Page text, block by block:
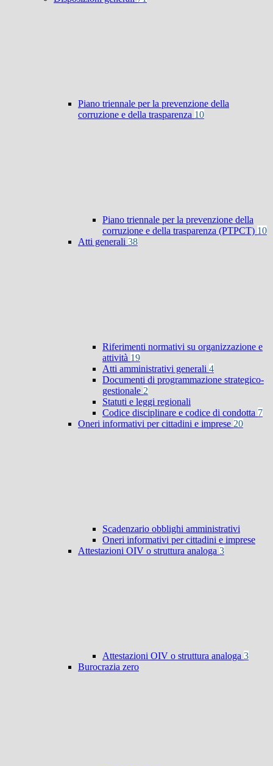
Piano triennale per la prevenzione della
corruzione e della trasparenza 10
Piano triennale per la prevenzione della
corruzione e della trasparenza (PTPCT) 10
Atti generali 38
Riferimenti normativi su organizzazione e
attività 19
Atti amministrativi generali 4
Documenti di programmazione strategico-
gestionale 2
Statuti e leggi regionali
Codice disciplinare e codice di condotta 7
Oneri informativi per cittadini e imprese 20
Scadenzario obblighi amministrativi
Oneri informativi per cittadini e imprese
Attestazioni OIV o struttura analoga 3
Attestazioni OIV o struttura analoga 3
Burocrazia zero